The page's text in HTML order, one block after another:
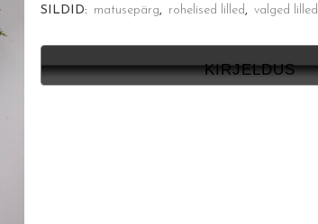
SILDID: matusepärg, rohelised lilled, valged lilled
KIRJELDUS